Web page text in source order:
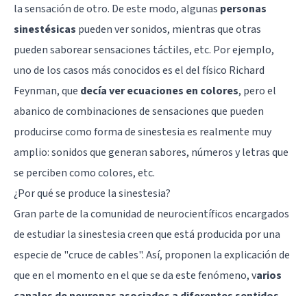
la sensación de otro. De este modo, algunas personas
sinestésicas pueden ver sonidos, mientras que otras
pueden saborear sensaciones táctiles, etc. Por ejemplo,
uno de los casos más conocidos es el del físico Richard
Feynman, que decía ver ecuaciones en colores, pero el
abanico de combinaciones de sensaciones que pueden
producirse como forma de sinestesia es realmente muy
amplio: sonidos que generan sabores, números y letras que
se perciben como colores, etc.
¿Por qué se produce la sinestesia?
Gran parte de la comunidad de neurocientíficosencargados
de estudiar la sinestesia creen que está producida por una
especie de "cruce de cables". Así, proponen la explicación de
que en el momento en el que se da este fenómeno, varios